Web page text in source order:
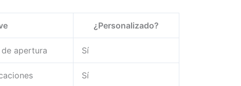
¿Personalizado?
apertura Sí
Sí